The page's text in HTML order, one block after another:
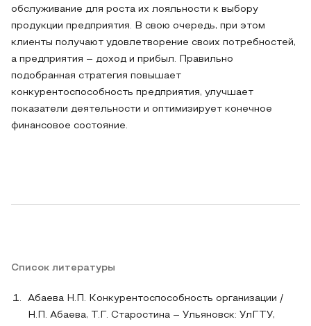
обслуживание для роста их лояльности к выбору
продукции предприятия. В свою очередь, при этом
клиенты получают удовлетворение своих потребностей,
а предприятия – доход и прибыл. Правильно
подобранная стратегия повышает
конкурентоспособность предприятия, улучшает
показатели деятельности и оптимизирует конечное
финансовое состояние.
Список литературы
Абаева Н.П. Конкурентоспособность организации /
Н.П. Абаева, Т.Г. Старостина – Ульяновск: УлГТУ,